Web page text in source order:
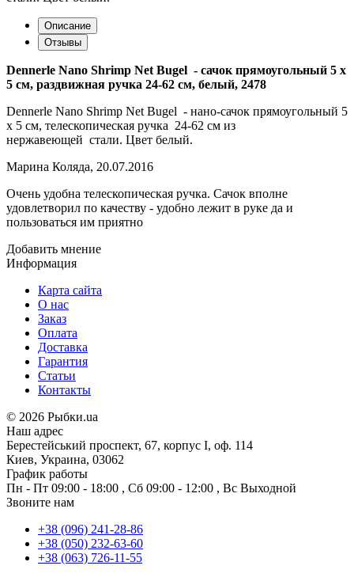
Описание
Отзывы
Dennerle Nano Shrimp Net Bugel - сачок прямоугольный 5 х
5 см, раздвижная ручка 24-62 см, белый, 2478
Dennerle Nano Shrimp Net Bugel - нано-сачок прямоугольный 5
х 5 см, телескопическая ручка 24-62 см из
нержавеющей стали. Цвет белый.
Марина Коляда, 20.07.2016
Очень удобна телескопическая ручка. Сачок вполне
удовлетворил по качеству - удобно лежит в руке да и
пользоваться им приятно
Добавить мнение
Информация
Карта сайта
О нас
Заказ
Оплата
Доставка
Гарантия
Статьи
Контакты
© 2026 Рыбки.ua
Наш адрес
Берестейський проспект, 67, корпус I, оф. 114
Киев, Украина, 03062
График работы
Пн - Пт 09:00 - 18:00 , Сб 09:00 - 12:00 , Вс Выходной
Звоните нам
+38 (096) 241-28-86
+38 (050) 232-63-60
+38 (063) 726-11-55